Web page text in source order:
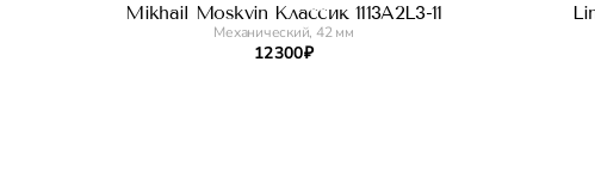
Mikhail Moskvin Классик 1113A2L3-11
Механический, 42 мм
12 300 ₽